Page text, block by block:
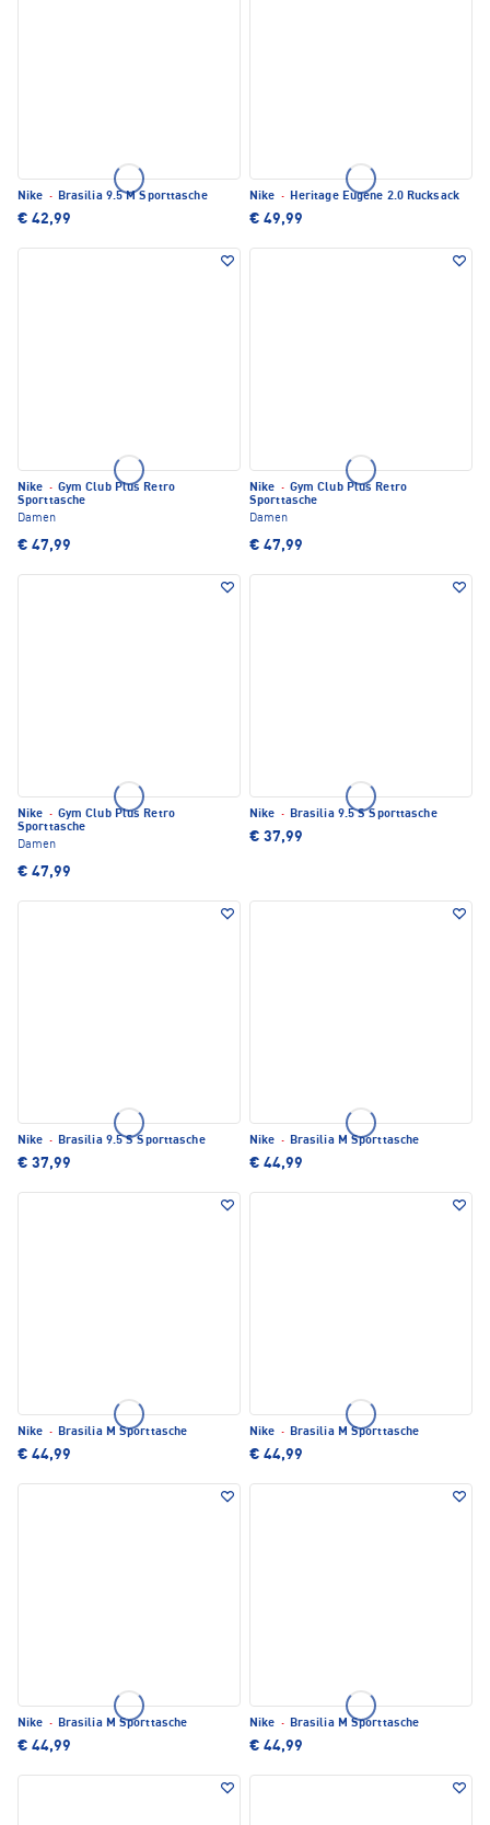
Nike · Brasilia 9.5 M Sporttasche
€ 42,99
Nike · Heritage Eugene 2.0 Rucksack
€ 49,99
Nike · Gym Club Plus Retro
Sporttasche
Damen
€ 47,99
Nike · Gym Club Plus Retro
Sporttasche
Damen
€ 47,99
Nike · Gym Club Plus Retro
Sporttasche
Damen
€ 47,99
Nike · Brasilia 9.5 S Sporttasche
€ 37,99
Nike · Brasilia 9.5 S Sporttasche
€ 37,99
Nike · Brasilia M Sporttasche
€ 44,99
Nike · Brasilia M Sporttasche
€ 44,99
Nike · Brasilia M Sporttasche
€ 44,99
Nike · Brasilia M Sporttasche
€ 44,99
Nike · Brasilia M Sporttasche
€ 44,99